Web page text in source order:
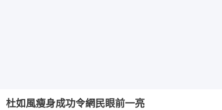
杜如風瘦身成功令網民眼前一亮